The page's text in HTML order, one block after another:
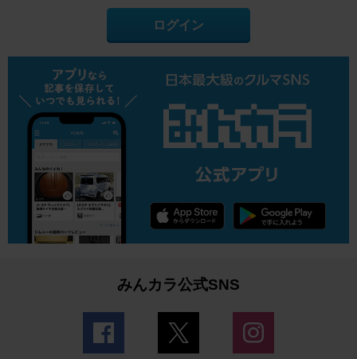
ログイン
みんカラ公式SNS